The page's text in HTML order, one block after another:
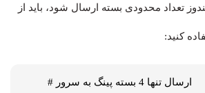
تعداد محدودی بسته ارسال شود، باید از
# ارسال تنها 4 بسته پینگ به سرور